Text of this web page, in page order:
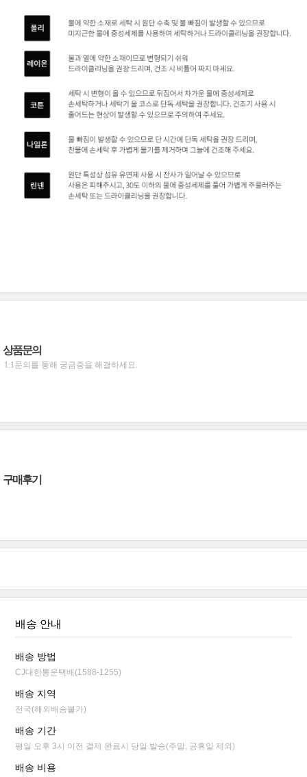
상품문의
1:1문의를 통해 궁금증을 해결하세요.
구매후기
배송 안내
배송 방법
CJ대한통운택배(1588-1255)
배송 지역
전국(해외배송불가)
배송 기간
평일 오후 3시 이전 결제 완료시 당일 발송(주말, 공휴일 제외)
배송 비용